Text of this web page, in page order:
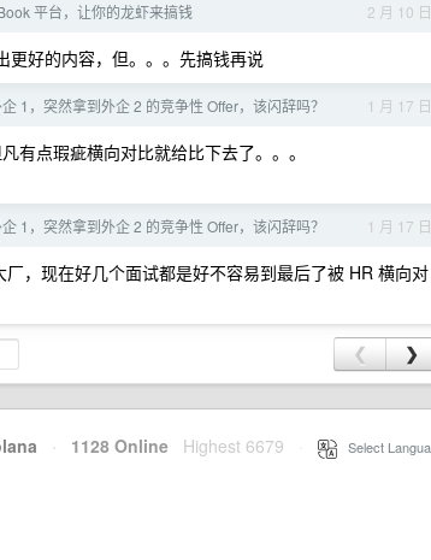
2 月 10 日
平台，让你的龙虾来搞钱
更好的内容，但。。。先搞钱再说
1 月 17 日
1，突然拿到外企 2 的竞争性 Offer，该闪辞吗？
有点瑕疵横向对比就给比下去了。。。
1 月 17 日
1，突然拿到外企 2 的竞争性 Offer，该闪辞吗？
，现在好几个面试都是好不容易到最后了被 HR 横向对
❮ ❯
· 1128 Online Highest 6679 Select